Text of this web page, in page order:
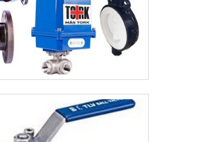
em equipamentos
se ajustam a sua
A Sansei Válvulas é uma
tem se destacado da
seriedade e qualidade,
o sucesso aos parceiros de